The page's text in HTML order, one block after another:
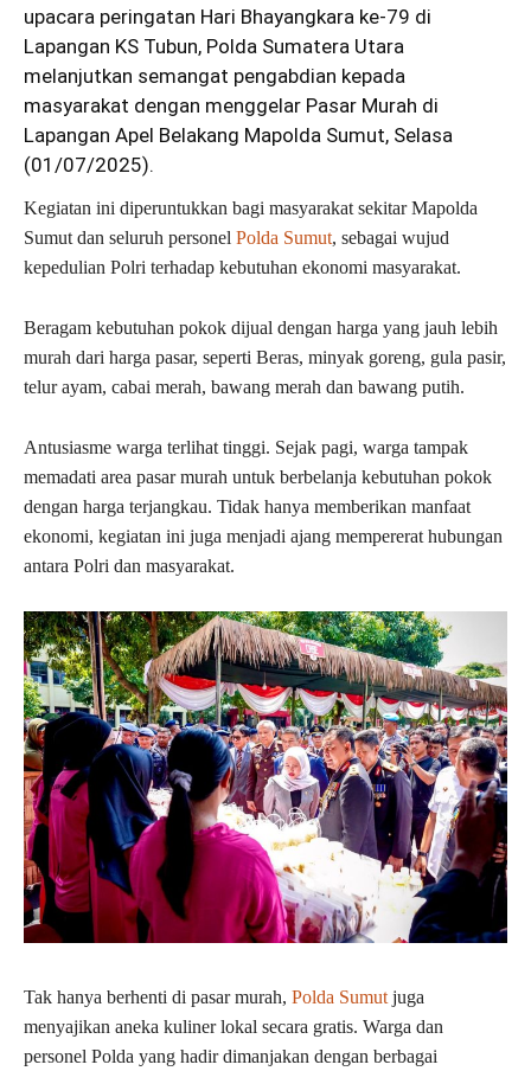
upacara peringatan Hari Bhayangkara ke-79 di
Lapangan KS Tubun, Polda Sumatera Utara
melanjutkan semangat pengabdian kepada
masyarakat dengan menggelar Pasar Murah di
Lapangan Apel Belakang Mapolda Sumut, Selasa
(01/07/2025).
Kegiatan ini diperuntukkan bagi masyarakat sekitar Mapolda
Sumut dan seluruh personel Polda Sumut, sebagai wujud
kepedulian Polri terhadap kebutuhan ekonomi masyarakat.
Beragam kebutuhan pokok dijual dengan harga yang jauh lebih
murah dari harga pasar, seperti Beras, minyak goreng, gula pasir,
telur ayam, cabai merah, bawang merah dan bawang putih.
Antusiasme warga terlihat tinggi. Sejak pagi, warga tampak
memadati area pasar murah untuk berbelanja kebutuhan pokok
dengan harga terjangkau. Tidak hanya memberikan manfaat
ekonomi, kegiatan ini juga menjadi ajang mempererat hubungan
antara Polri dan masyarakat.
Tak hanya berhenti di pasar murah, Polda Sumut juga
menyajikan aneka kuliner lokal secara gratis. Warga dan
personel Polda yang hadir dimanjakan dengan berbagai